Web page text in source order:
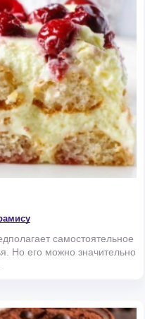
самостоятельное
Но его можно значительно